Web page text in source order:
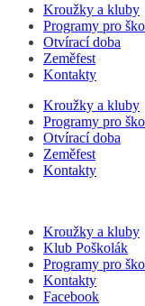
Kroužky a kluby
Programy pro
Otvírací doba
Zeměfest
Kontakty
Kroužky a kluby
Programy pro
Otvírací doba
Zeměfest
Kontakty
Kroužky a kluby
Klub Poškolák
Programy pro
Kontakty
Facebook